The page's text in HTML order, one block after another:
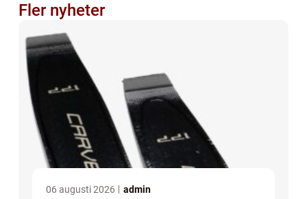
Fler nyheter
06 augusti 2026 admin